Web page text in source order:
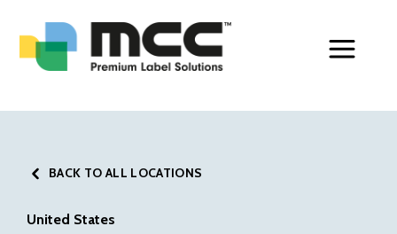
BACK TO ALL LOCATIONS
United States